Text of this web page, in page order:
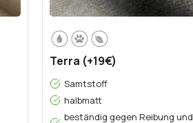
Terra (+19€)
Samtstoff
halbmatt
beständig gegen Reibung und